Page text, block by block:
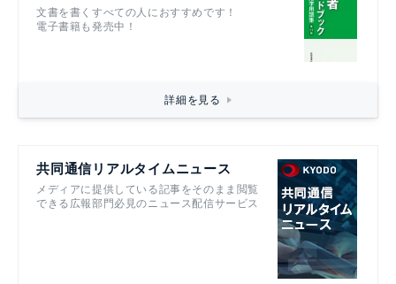
文書を書くすべての人におすすめです！
電子書籍も発売中！
詳細を見る
共同通信リアルタイムニュース
メディアに提供している記事をそのまま閲覧
できる広報部門必見のニュース配信サービス